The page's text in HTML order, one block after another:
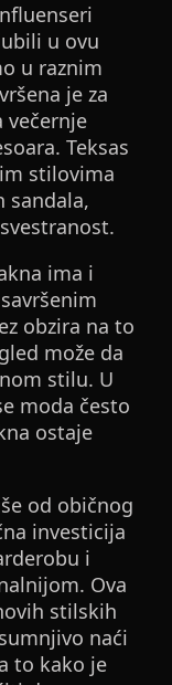
u ovu
u raznim
je za
večernje
Teksas
stilovima
sandala,
ima i
obzira na to
može da
stilu. U
moda često
ostaje
od običnog
investicija
i
Ova
stilskih
naći
to kako je